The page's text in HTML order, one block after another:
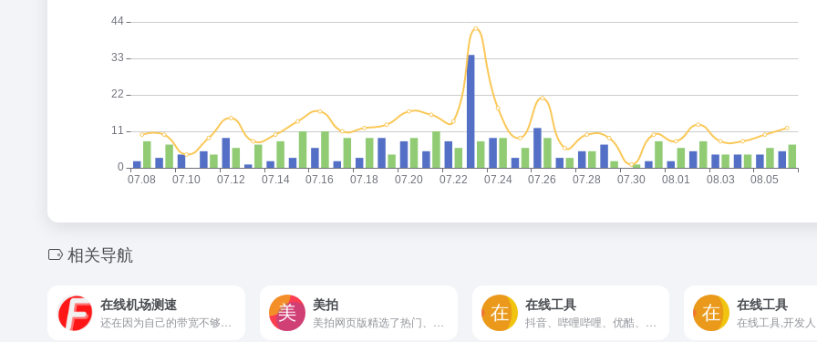
相关导航
在线机场测速 美拍 在线工具 在线工具